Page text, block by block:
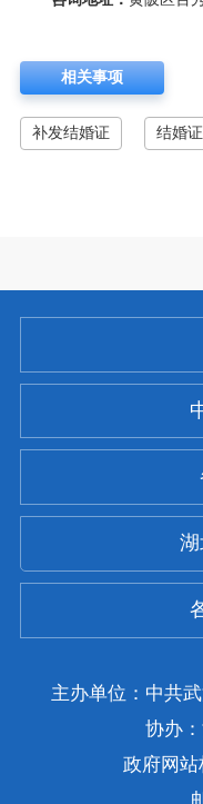
相关事项
补发结婚证 结婚
主办单位：中共
协办
政府网站